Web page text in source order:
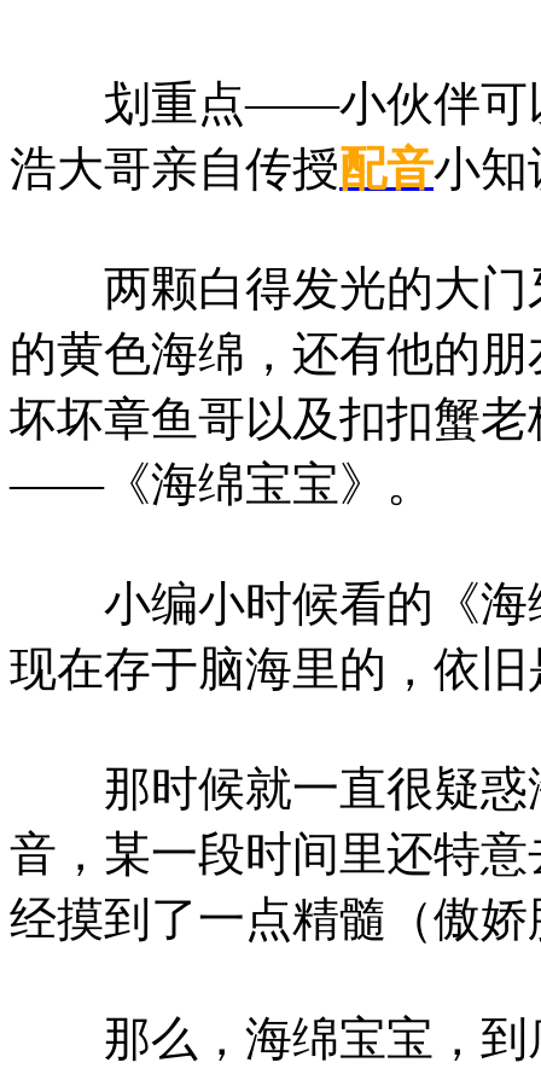
划重点——小伙伴可
浩大哥亲自传授配音小知
两颗白得发光的大门
的黄色海绵，还有他的
坏坏章鱼哥以及扣扣蟹
——《海绵宝宝》。
小编小时候看的《海
现在存于脑海里的，依
那时候就一直很疑惑
音，某一段时间里还特
经摸到了一点精髓（傲娇
那么，海绵宝宝，到